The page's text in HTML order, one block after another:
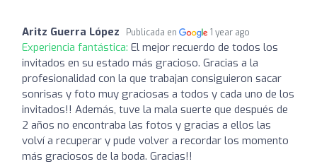
Aritz Guerra López Publicada en 1 year ago
Experiencia fantástica: El mejor recuerdo de todos los
invitados en su estado más gracioso. Gracias a la
profesionalidad con la que trabajan consiguieron sacar
sonrisas y foto muy graciosas a todos y cada uno de los
invitados!! Además, tuve la mala suerte que después de
2 años no encontraba las fotos y gracias a ellos las
volví a recuperar y pude volver a recordar los momento
más graciosos de la boda. Gracias!!